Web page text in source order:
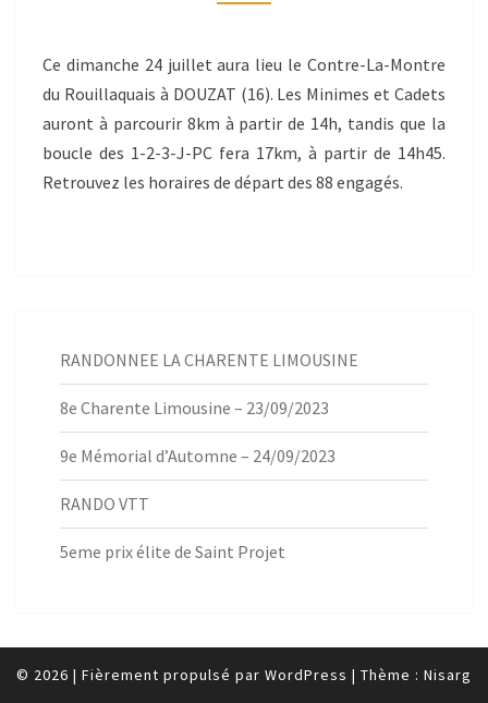
Ce dimanche 24 juillet aura lieu le Contre-La-Montre
du Rouillaquais à DOUZAT (16). Les Minimes et Cadets
auront à parcourir 8km à partir de 14h, tandis que la
boucle des 1-2-3-J-PC fera 17km, à partir de 14h45.
Retrouvez les horaires de départ des 88 engagés.
RANDONNEE LA CHARENTE LIMOUSINE
8e Charente Limousine – 23/09/2023
9e Mémorial d’Automne – 24/09/2023
RANDO VTT
5eme prix élite de Saint Projet
© 2026 | Fièrement propulsé par WordPress | Thème : Nisarg